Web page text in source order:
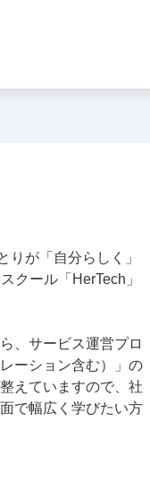
りが「自分らしく」
クール「HerTech」
、サービス運営プロ
ーション含む）」の
えていますので、社
で幅広く学びたい方